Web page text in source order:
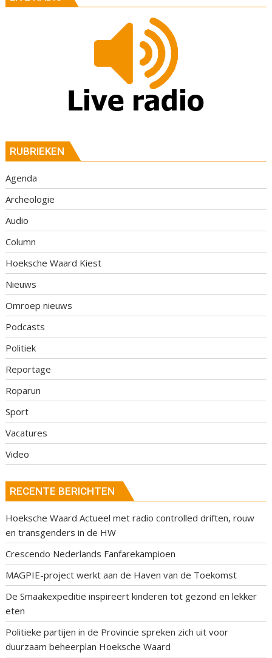
RUBRIEKEN
Agenda
Archeologie
Audio
Column
Hoeksche Waard Kiest
Nieuws
Omroep nieuws
Podcasts
Politiek
Reportage
Roparun
Sport
Vacatures
Video
RECENTE BERICHTEN
Hoeksche Waard Actueel met radio controlled driften, rouw
en transgenders in de HW
Crescendo Nederlands Fanfarekampioen
MAGPIE-project werkt aan de Haven van de Toekomst
De Smaakexpeditie inspireert kinderen tot gezond en lekker
eten
Politieke partijen in de Provincie spreken zich uit voor
duurzaam beheerplan Hoeksche Waard